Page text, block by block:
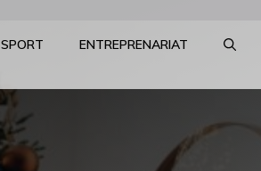
SPORT ENTREPRENARIAT